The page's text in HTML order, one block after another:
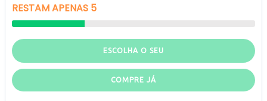
RESTAMAPENAS 5
ESCOLHA O SEU
COMPRE JÁ